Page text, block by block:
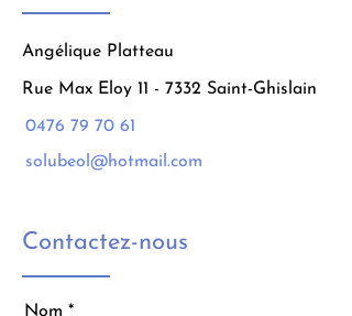
Angélique Platteau
Rue Max Eloy 11 - 7332 Saint-Ghislain
0476 79 70 61
solubeol@hotmail.com
Contactez-nous
Nom